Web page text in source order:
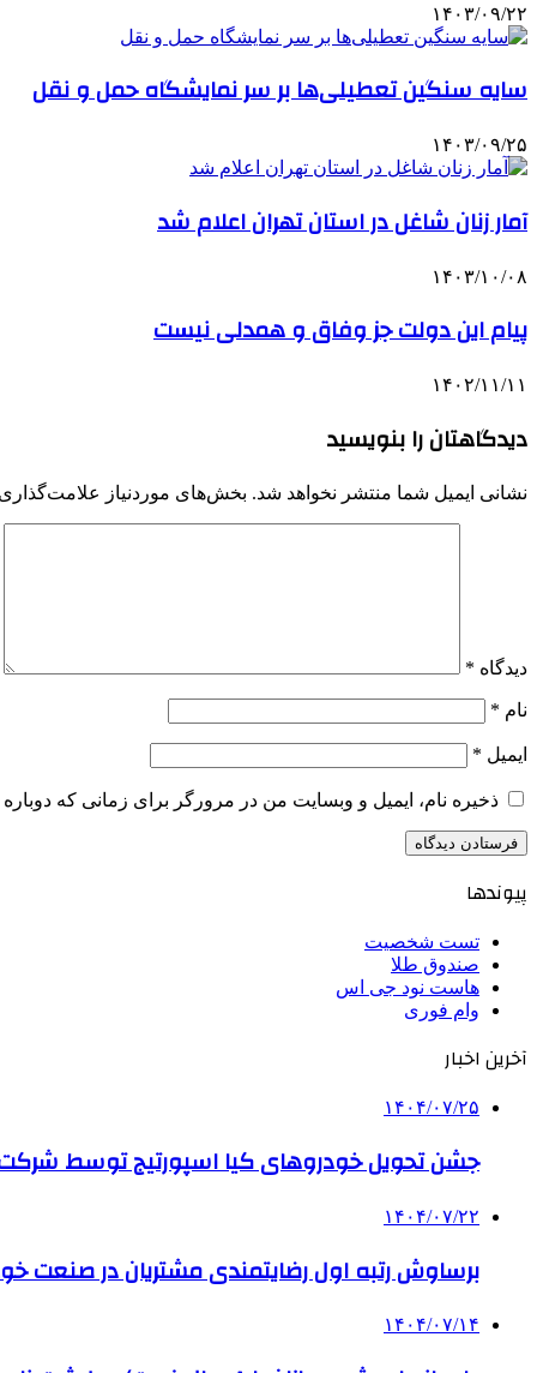
۱۴۰۳/۰۹/۲۲
سایه سنگین تعطیلی‌ها بر سر نمایشگاه حمل و نقل
۱۴۰۳/۰۹/۲۵
آمار زنان شاغل در استان تهران اعلام شد
۱۴۰۳/۱۰/۰۸
پیام این دولت جز وفاق و همدلی نیست
۱۴۰۲/۱۱/۱۱
دیدگاهتان را بنویسید
نشانی ایمیل شما منتشر نخواهد شد. بخش‌های موردنیاز
دیدگاه *
نام *
ایمیل *
ذخیره نام، ایمیل و وبسایت من در مرورگر برای زمانی که
پیوندها
تست شخصیت
صندوق طلا
هاست نود جی اس
وام فوری
آخرین اخبار
۱۴۰۴/۰۷/۲۵
جشن تحویل خودروهای کیا اسپورتیج توسط
۱۴۰۴/۰۷/۲۲
برساوش رتبه اول رضایتمندی مشتریان در صنعت
۱۴۰۴/۰۷/۱۴